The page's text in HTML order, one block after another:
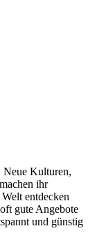
Neue Kulturen,
ihr
entdecken
gute Angebote
und günstig